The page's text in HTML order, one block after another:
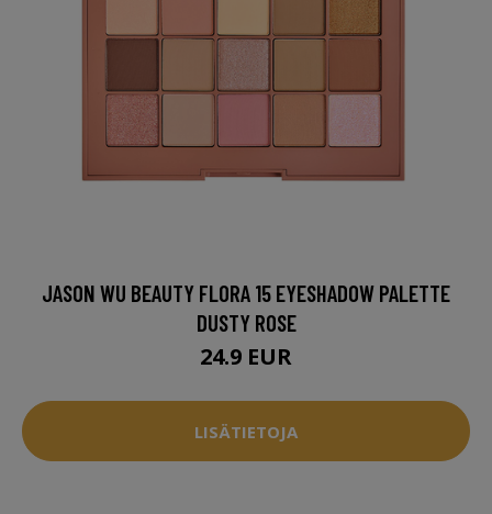
JASON WU BEAUTY FLORA 15 EYESHADOW PALETTE
DUSTY ROSE
24.9 EUR
LISÄTIETOJA